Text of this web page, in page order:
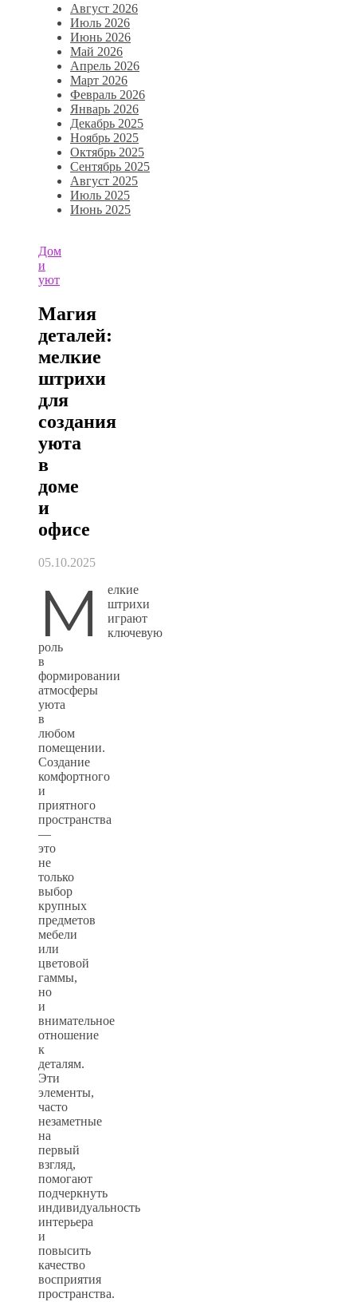
Август 2026
Июль 2026
Июнь 2026
Май 2026
Апрель 2026
Март 2026
Февраль 2026
Январь 2026
Декабрь 2025
Ноябрь 2025
Октябрь 2025
Сентябрь 2025
Август 2025
Июль 2025
Июнь 2025
Дом
и
уют
Магия
деталей:
мелкие
штрихи
для
создания
уюта
в
доме
и
офисе
05.10.2025
М
елкие
штрихи
играют
ключевую
роль
в
формировании
атмосферы
уюта
в
любом
помещении.
Создание
комфортного
и
приятного
пространства
—
это
не
только
выбор
крупных
предметов
мебели
или
цветовой
гаммы,
но
и
внимательное
отношение
к
деталям.
Эти
элементы,
часто
незаметные
на
первый
взгляд,
помогают
подчеркнуть
индивидуальность
интерьера
и
повысить
качество
восприятия
пространства.